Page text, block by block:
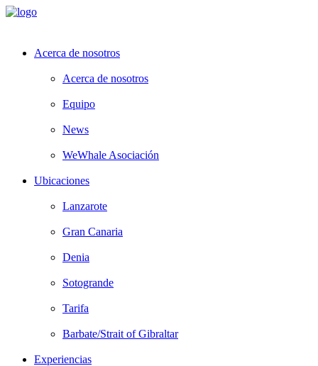
Acerca de nosotros
Acerca de nosotros
Equipo
News
WeWhale Asociación
Ubicaciones
Lanzarote
Gran Canaria
Denia
Sotogrande
Tarifa
Barbate/Strait of Gibraltar
Experiencias